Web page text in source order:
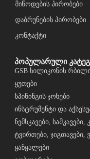
მიწოდების პირობები
დაბრუნების პირობები
კონტაქტი
პოპულარული
GSB სილიკონის
ყუთები
სპინინგის ჯოხები
ინსტრუმენტი და
ნემსკავები,
ტვირთები,
ყანყალები